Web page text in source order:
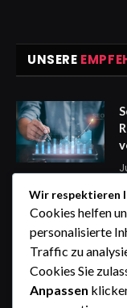
UNSERE
Wir respektieren
Cookies helfen
personalisierte
Traffic zu
Cookies Sie
Anpassen